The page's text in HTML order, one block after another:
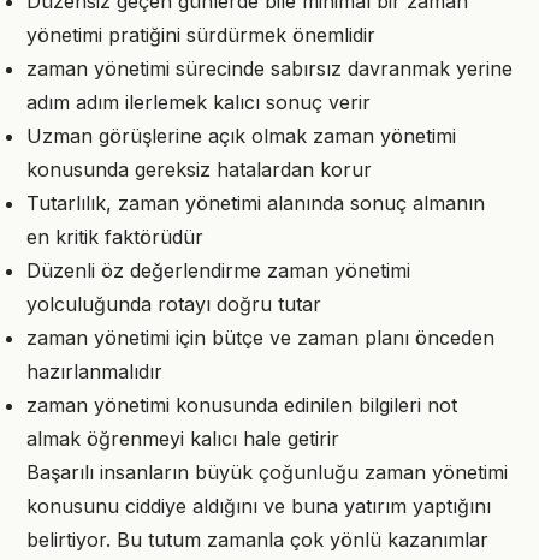
yönetimi pratiğini sürdürmek önemlidir
zaman yönetimi sürecinde sabırsız davranmak yerine
adım adım ilerlemek kalıcı sonuç verir
Uzman görüşlerine açık olmak zaman yönetimi
konusunda gereksiz hatalardan korur
Tutarlılık, zaman yönetimi alanında sonuç almanın
en kritik faktörüdür
Düzenli öz değerlendirme zaman yönetimi
yolculuğunda rotayı doğru tutar
zaman yönetimi için bütçe ve zaman planı önceden
hazırlanmalıdır
zaman yönetimi konusunda edinilen bilgileri not
almak öğrenmeyi kalıcı hale getirir
Başarılı insanların büyük çoğunluğu zaman yönetimi
konusunu ciddiye aldığını ve buna yatırım yaptığını
belirtiyor. Bu tutum zamanla çok yönlü kazanımlar